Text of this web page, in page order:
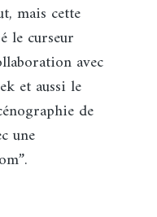
mais cette
le curseur
avec
et aussi le
de
une